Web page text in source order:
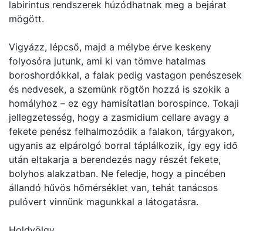
labirintus rendszerek húzódhatnak meg a bejárat
mögött.
Vigyázz, lépcső, majd a mélybe érve keskeny
folyosóra jutunk, ami ki van tömve hatalmas
boroshordókkal, a falak pedig vastagon penészesek
és nedvesek, a szemünk rögtön hozzá is szokik a
homályhoz – ez egy hamisítatlan borospince. Tokaji
jellegzetesség, hogy a zasmidium cellare avagy a
fekete penész felhalmozódik a falakon, tárgyakon,
ugyanis az elpárolgó borral táplálkozik, így egy idő
után eltakarja a berendezés nagy részét fekete,
bolyhos alakzatban. Ne feledje, hogy a pincében
állandó hűvös hőmérséklet van, tehát tanácsos
pulóvert vinnünk magunkkal a látogatásra.